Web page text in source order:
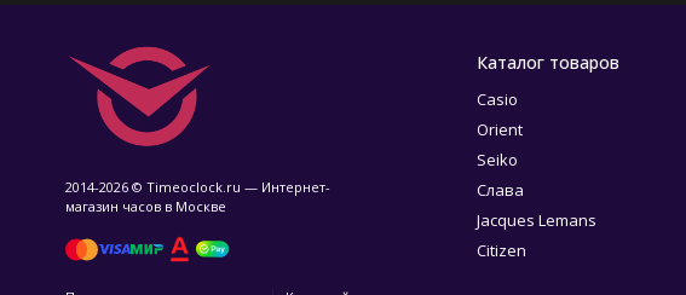
2014-2026 © Timeoclock.ru — Интернет-
магазин часов в Москве
Каталог товаров
Casio
Orient
Seiko
Слава
Jacques Lemans
Citizen